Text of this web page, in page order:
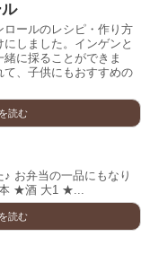
ールのレシピ・作り方
しました。インゲンと
に採ることができま
、子供にもおすすめの
読む
お弁当の一品にもなり
本 ★酒 大1 ★...
読む